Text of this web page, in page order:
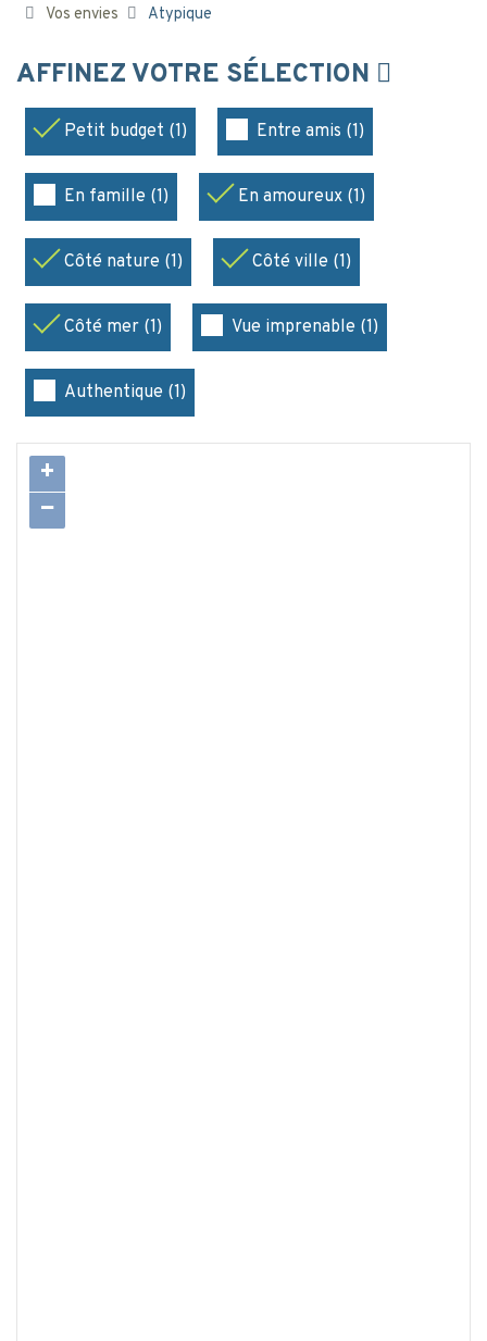
Vos envies Atypique
AFFINEZ VOTRE SÉLECTION
Petit budget (1) Entre amis (1)
En famille (1) En amoureux (1)
Côté nature (1) Côté ville (1)
Côté mer (1) Vue imprenable (1)
Authentique (1)
+
−